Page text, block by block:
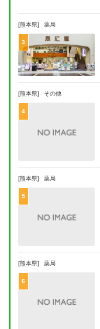
[熊本県] 薬局
3
[熊本県] その他
4
[熊本県] 薬局
5
[熊本県] 薬局
6